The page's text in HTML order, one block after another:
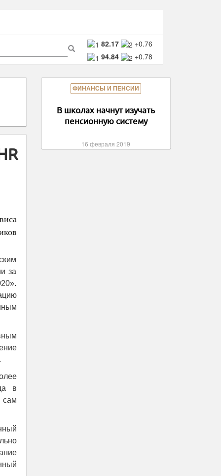
82.17
+0.76
94.84
+0.78
Поиск
за
в
сам
ФИНАНСЫ И ПЕНСИИ
В школах начнут изучать
пенсионную систему
16 февраля 2019